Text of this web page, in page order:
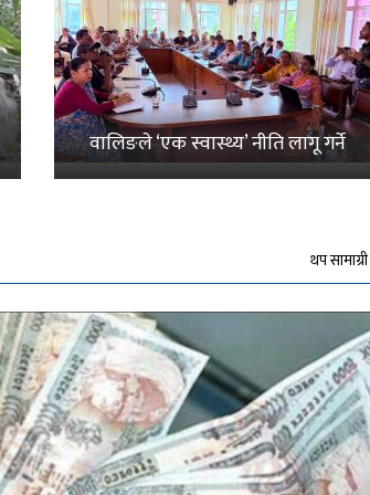
वालिङले ‘एक स्वास्थ्य’ नीति लागू गर्ने
थप सामाग्री